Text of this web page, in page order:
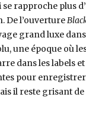
se rapproche plus
De l’ouverture
grand luxe
une époque où
dans les labels
pour
il reste grisant